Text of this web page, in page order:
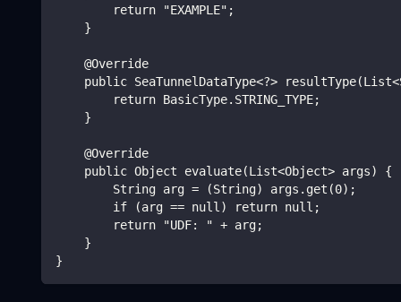
        return "EXAMPLE";
    }
    @Override
public SeaTunnelDataType<?>
        return BasicType.STRING_TYPE;
    }
    @Override
    public Object evaluate(List<Object> args) {
        String arg = (String) args.get(0);
        if (arg == null) return null;
        return "UDF: " + arg;
    }
}